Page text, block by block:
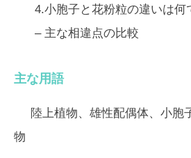
4.小胞子と花粉粒の違いは何
– 主な相違点の比較
主な用語
陸上植物、雄性配偶体、小胞
物